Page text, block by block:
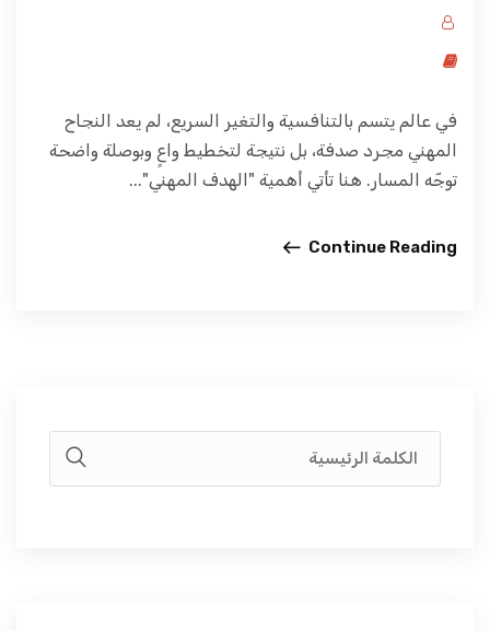
في عالم يتسم بالتنافسية والتغير السريع، لم يعد النجاح
المهني مجرد صدفة، بل نتيجة لتخطيط واعٍ وبوصلة واضحة
توجّه المسار. هنا تأتي أهمية "الهدف المهني"...
Continue Reading